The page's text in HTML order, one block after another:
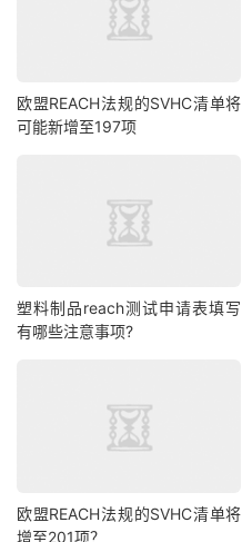
欧盟REACH法规的SVHC清单将
可能新增至197项
塑料制品reach测试申请表填写
有哪些注意事项?
欧盟REACH法规的SVHC清单将
增至201项？